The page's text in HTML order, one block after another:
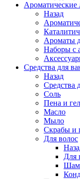
Назад
Ароматы
Наборы с
Средства для
Назад
Средства
Соль
Пена и
Масло
Мыло
Скрабы и
Для волос
Для